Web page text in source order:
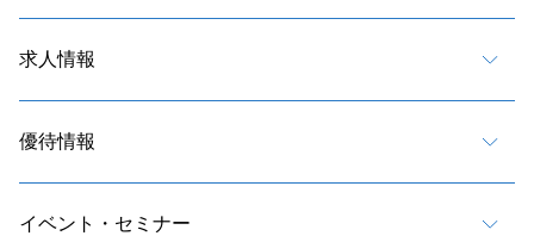
求人情報
優待情報
イベント・セミナー